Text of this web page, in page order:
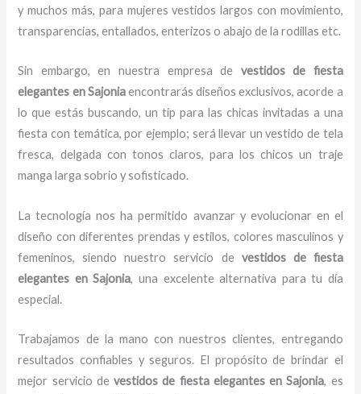
y muchos más, para mujeres vestidos largos con movimiento,
transparencias, entallados, enterizos o abajo de la rodillas etc.
Sin embargo, en nuestra empresa de vestidos de fiesta
elegantes en Sajoniaencontrarás diseños exclusivos, acorde a
lo que estás buscando, un tip para las chicas invitadas a una
fiesta con temática, por ejemplo; será llevar un vestido de tela
fresca, delgada con tonos claros, para los chicos un traje
manga larga sobrio y sofisticado.
La tecnología nos ha permitido avanzar y evolucionar en el
diseño con diferentes prendas y estilos, colores masculinos y
femeninos, siendo nuestro servicio de vestidos de fiesta
elegantes en Sajonia, una excelente alternativa para tu día
especial.
Trabajamos de la mano con nuestros clientes, entregando
resultados confiables y seguros. El propósito de brindar el
mejor servicio devestidos de fiesta elegantes en Sajonia, es